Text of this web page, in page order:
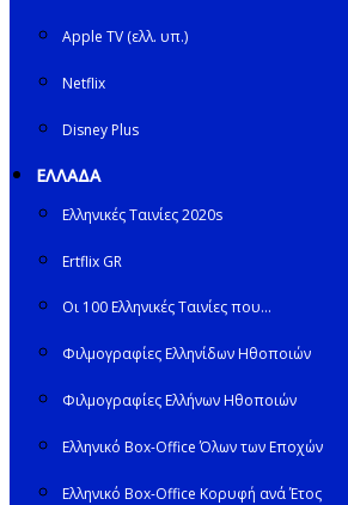
Apple TV (ελλ. υπ.)
Netflix
Disney Plus
ΕΛΛΑΔΑ
Ελληνικές Ταινίες 2020s
Ertflix GR
Οι 100 Ελληνικές Ταινίες που…
Φιλμογραφίες Ελληνίδων Ηθοποιών
Φιλμογραφίες Ελλήνων Ηθοποιών
Ελληνικό Box-Office Όλων των Εποχών
Ελληνικό Box-Office Κορυφή ανά Έτος